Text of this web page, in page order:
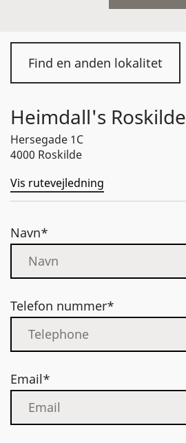
Find en anden lokalitet
Heimdall's Roskilde
Hersegade 1C
4000 Roskilde
Vis rutevejledning
Navn*
Telefon nummer*
Email*